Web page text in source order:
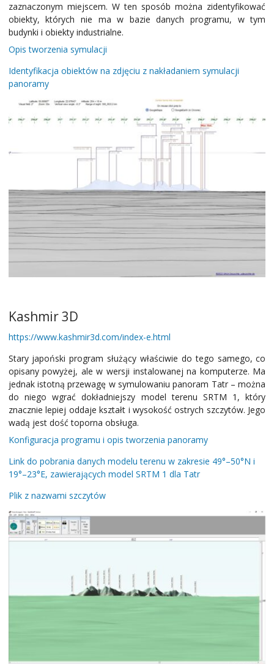
zaznaczonym miejscem. W ten sposób można zidentyfikować
obiekty, których nie ma w bazie danych programu, w tym
budynki i obiekty industrialne.
Opis tworzenia symulacji
Identyfikacja obiektów na zdjęciu z nakładaniem symulacji
panoramy
Kashmir 3D
https://www.kashmir3d.com/index-e.html
Stary japoński program służący właściwie do tego samego, co
opisany powyżej, ale w wersji instalowanej na komputerze. Ma
jednak istotną przewagę w symulowaniu panoram Tatr – można
do niego wgrać dokładniejszy model terenu SRTM 1, który
znacznie lepiej oddaje kształt i wysokość ostrych szczytów. Jego
wadą jest dość toporna obsługa.
Konfiguracja programu i opis tworzenia panoramy
Link do pobrania danych modelu terenu w zakresie 49°–50°N i
19°–23°E, zawierających model SRTM 1 dla Tatr
Plik z nazwami szczytów